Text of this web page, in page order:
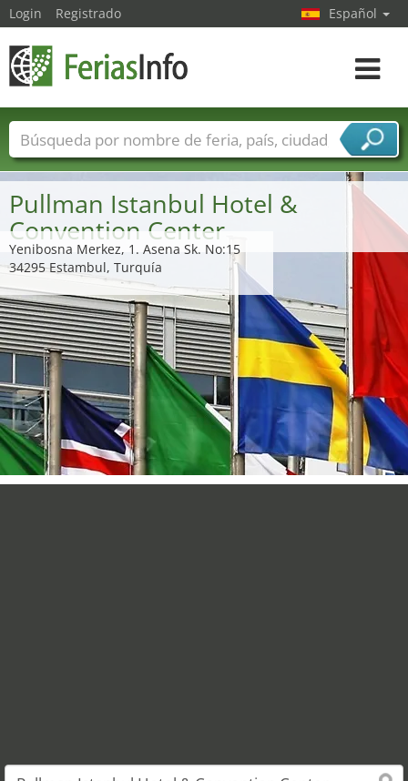
Pullman Istanbul Hotel &
Convention Center
Yenibosna Merkez, 1. Asena Sk. No:15
34295 Estambul, Turquía
Login Registrado Español
toggle
Nombres de ferias Países
Ciudades
Sectores de ferias
Sectores de proveedor de servicios